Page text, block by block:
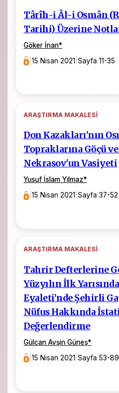
Târîh-i Âl-i Osmân
Tarihi) Üzerine
Göker İnan*
|15 Nisan 2021 |Sayfa 11-35
ARAŞTIRMA MAKALESI
Don Kazakları'nın
Topraklarına Göçü
Nekrasov'un Vasiyeti
Yusuf İslam Yılmaz*
|15 Nisan 2021 |Sayfa 37-52
ARAŞTIRMA MAKALESI
Tahrir Defterlerine
Yüzyılın İlk
Eyaleti’nde Şehirli
Nüfus Hakkında
Değerlendirme
Gülcan Avşin Güneş*
|15 Nisan 2021 |Sayfa 53-89